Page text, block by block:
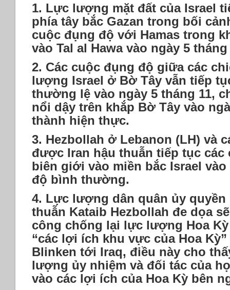
1. Lực lượng mặt đất của Israel
phía tây bắc Gazan trong bối
cuộc đụng độ với Hamas trong
vào Tal al Hawa vào ngày 5 tháng
2. Các cuộc đụng độ giữa các
lượng Israel ở Bờ Tây vẫn tiếp
thường lệ vào ngày 5 tháng 11,
nổi dậy trên khắp Bờ Tây vào
thành hiện thực.
3. Hezbollah ở Lebanon (LH) và
được Iran hậu thuẫn tiếp tục các
biên giới vào miền bắc Israel
độ bình thường.
4. Lực lượng dân quân ủy
thuẫn Kataib Hezbollah đe dọa
công chống lại lực lượng Hoa
“các lợi ích khu vực của Hoa
Blinken tới Iraq, điều này cho
lượng ủy nhiệm và đối tác của
vào các lợi ích của Hoa Kỳ bên